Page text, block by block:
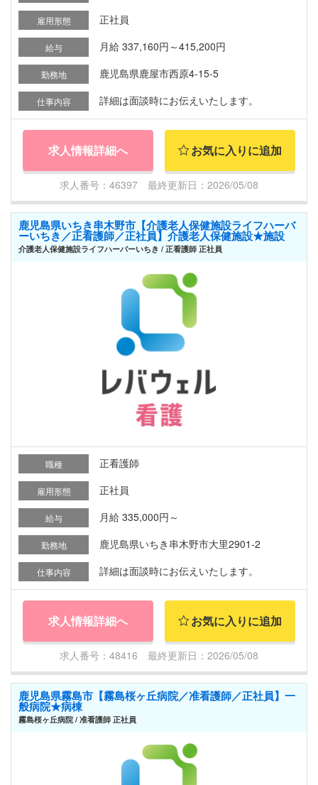
雇用形態 正社員
給与 月給 337,160円～415,200円
勤務地 鹿児島県鹿屋市西原4-15-5
仕事内容 詳細は面談時にお伝えいたします。
求人情報詳細へ お気に入りに追加
求人番号：46397 最終更新日：2026/05/08
鹿児島県いちき串木野市【介護老人保健施設ライフハーバ
ーいちき／正看護師／正社員】介護老人保健施設★施設
介護老人保健施設ライフハーバーいちき / 正看護師 正社員
職種 正看護師
雇用形態 正社員
給与 月給 335,000円～
勤務地 鹿児島県いちき串木野市大里2901-2
仕事内容 詳細は面談時にお伝えいたします。
求人情報詳細へ お気に入りに追加
求人番号：48416 最終更新日：2026/05/08
鹿児島県霧島市【霧島桜ヶ丘病院／准看護師／正社員】一
般病院★病棟
霧島桜ヶ丘病院 / 准看護師 正社員